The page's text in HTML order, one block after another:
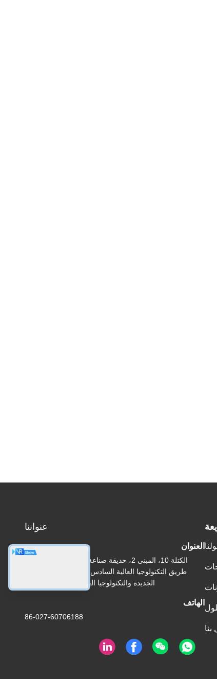
بنا
عنواننا
العنوان
طريق التكنولوجيا العالية السادس منطقة تطوير الصناعة
الجديدة والتكنولوجيا العالية في دونغهو ووهان
الهاتف
86-027-60706188